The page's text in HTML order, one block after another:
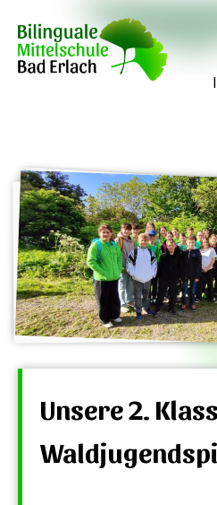
Schulanmeldung
Unsere 2.